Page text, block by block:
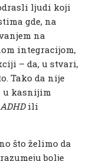
ljudi koji
gde, na
na
integracijom,
– da, u stvari,
Tako da nije
u kasnijim
ADHDili
što želimo da
bolje